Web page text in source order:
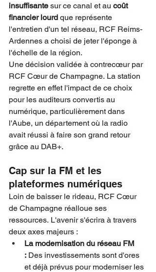
insuffisante sur ce canal et au coût
financier lourd que représente
l'entretien d'un tel réseau, RCF Reims-
Ardennes a choisi de jeter l'éponge à
l'échelle de la région.
Une décision validée à contrecœur par
RCF Cœur de Champagne. La station
regrette en effet l'impact de ce choix
pour les auditeurs convertis au
numérique, particulièrement dans
l'Aube, un département où la radio
avait réussi à faire son grand retour
grâce au DAB+.
Cap sur la FM et les
plateformes numériques
Loin de baisser le rideau, RCF Cœur
de Champagne réalloue ses
ressources. L'avenir s'écrira à travers
deux axes majeurs :
La modernisation du réseau FM
: Des investissements sont d'ores
et déjà prévus pour moderniser les